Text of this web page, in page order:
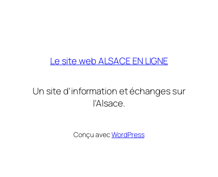
Le site web ALSACE EN LIGNE
Un site d'information et échanges sur
l'Alsace.
Conçu avecWordPress